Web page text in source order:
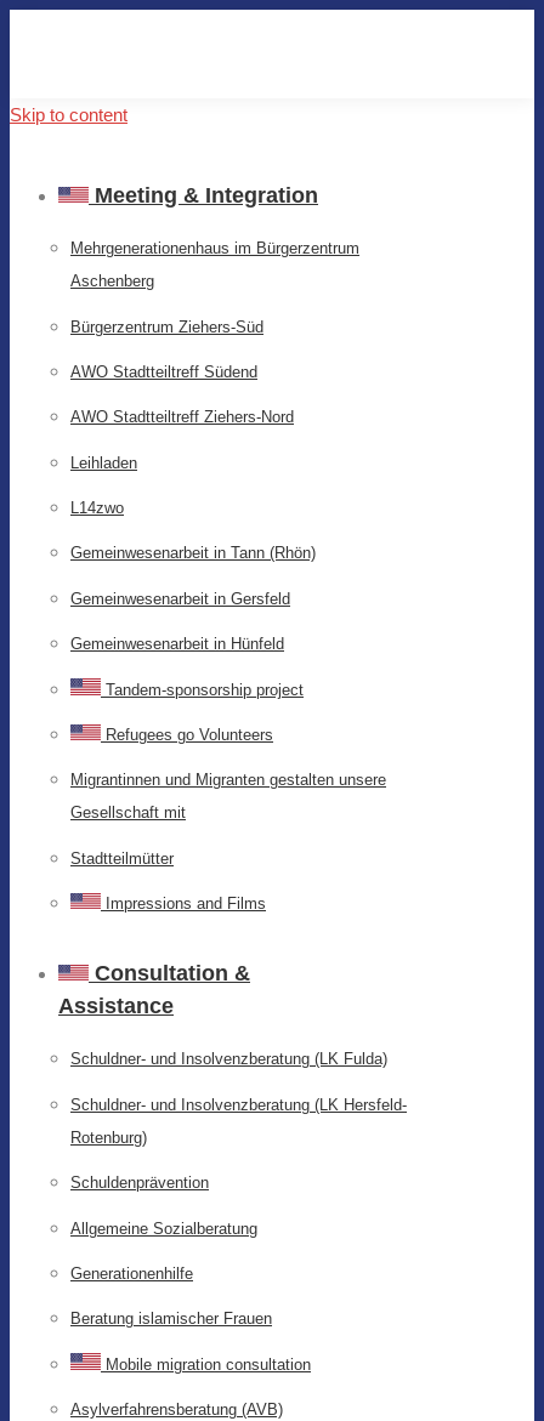
Skip to content
Meeting & Integration
Mehrgenerationenhaus im Bürgerzentrum
Aschenberg
Bürgerzentrum Ziehers-Süd
AWO Stadtteiltreff Südend
AWO Stadtteiltreff Ziehers-Nord
Leihladen
L14zwo
Gemeinwesenarbeit in Tann (Rhön)
Gemeinwesenarbeit in Gersfeld
Gemeinwesenarbeit in Hünfeld
Tandem-sponsorship project
Refugees go Volunteers
Migrantinnen und Migranten gestalten unsere
Gesellschaft mit
Stadtteilmütter
Impressions and Films
Consultation &
Assistance
Schuldner- und Insolvenzberatung (LK Fulda)
Schuldner- und Insolvenzberatung (LK Hersfeld-
Rotenburg)
Schuldenprävention
Allgemeine Sozialberatung
Generationenhilfe
Beratung islamischer Frauen
Mobile migration consultation
Asylverfahrensberatung (AVB)